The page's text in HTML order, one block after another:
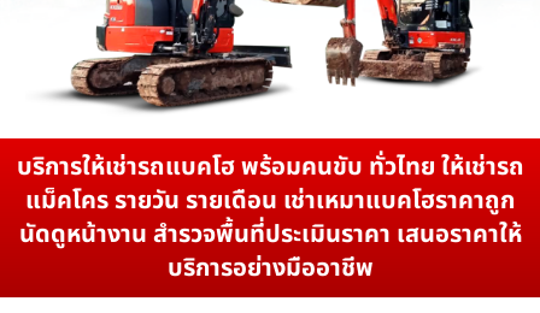
บริการให้เช่ารถแบคโฮ พร้อมคนขับ ทั่วไทย ให้เช่ารถ
แม็คโคร รายวัน รายเดือน เช่าเหมาแบคโฮราคาถูก
นัดดูหน้างาน สำรวจพื้นที่ประเมินราคา เสนอราคาให้
บริการอย่างมืออาชีพ